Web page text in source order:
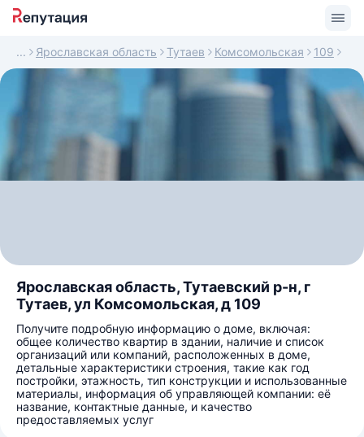
Ярославская область Тутаев Комсомольская 109
Ярославская область, Тутаевский р-н, г
Тутаев, ул Комсомольская, д 109
Получите подробную информацию о доме, включая:
общее количество квартир в здании, наличие и список
организаций или компаний, расположенных в доме,
детальные характеристики строения, такие как год
постройки, этажность, тип конструкции и использованные
материалы, информация об управляющей компании: её
название, контактные данные, и качество
предоставляемых услуг